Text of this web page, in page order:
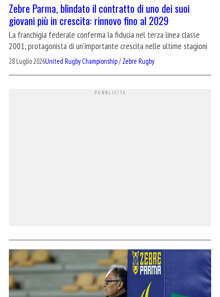
Zebre Parma, blindato il contratto di uno dei suoi
giovani più in crescita: rinnovo fino al 2029
La franchigia federale conferma la fiducia nel terza linea classe
2001, protagonista di un’importante crescita nelle ultime stagioni
28 Luglio 2026United Rugby Championship/Zebre Rugby